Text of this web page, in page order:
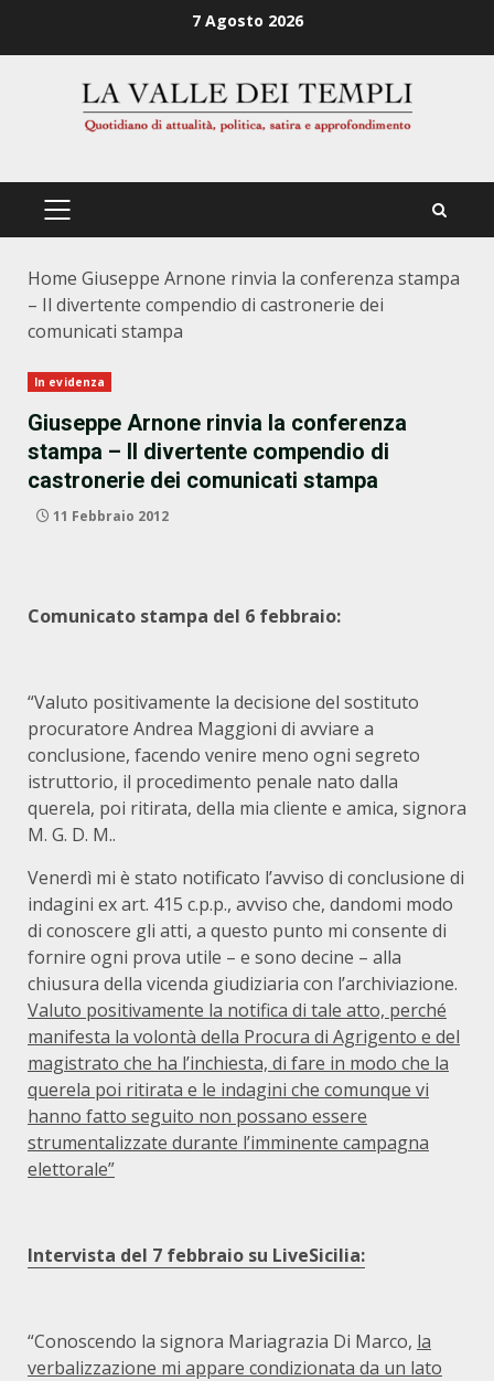
7 Agosto 2026
PRIMÄRES
Home Giuseppe Arnone rinvia la conferenza stampa
– Il divertente compendio di castronerie dei
comunicati stampa
In evidenza
Giuseppe Arnone rinvia la conferenza
stampa – Il divertente compendio di
castronerie dei comunicati stampa
11 Febbraio 2012
Comunicato stampa del 6 febbraio:
“Valuto positivamente la decisione del sostituto
procuratore Andrea Maggioni di avviare a
conclusione, facendo venire meno ogni segreto
istruttorio, il procedimento penale nato dalla
querela, poi ritirata, della mia cliente e amica, signora
M. G. D. M..
Venerdì mi è stato notificato l’avviso di conclusione di
indagini ex art. 415 c.p.p., avviso che, dandomi modo
di conoscere gli atti, a questo punto mi consente di
fornire ogni prova utile – e sono decine – alla
chiusura della vicenda giudiziaria con l’archiviazione.
Valuto positivamente la notifica di tale atto, perché
manifesta la volontà della Procura di Agrigento e del
magistrato che ha l’inchiesta, di fare in modo che la
querela poi ritirata e le indagini che comunque vi
hanno fatto seguito non possano essere
strumentalizzate durante l’imminente campagna
elettorale”
Intervista del 7 febbraio su LiveSicilia:
“Conoscendo la signora Mariagrazia Di Marco, la
verbalizzazione mi appare condizionata da un lato